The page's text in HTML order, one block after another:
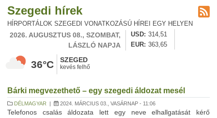
Szegedi hírek
HÍRPORTÁLOK SZEGEDI VONATKOZÁSÚ HÍREI EGY HELYEN
2026. AUGUSZTUS 08., SZOMBAT,
LÁSZLÓ NAPJA
USD
314,51
EUR
363,65
36°C SZEGED
kevés felhő
Bárki megvezethető – egy szegedi áldozat mesél
DÉLMAGYAR | 2024. MÁRCIUS 03., VASÁRNAP - 11:06
Telefonos csalás áldozata lett egy neve elhallgatását kérő